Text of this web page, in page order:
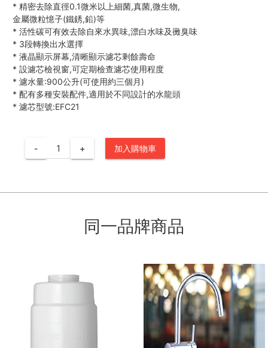
* 精密去除直徑0.1微米以上細菌,真菌,微生物,
金屬微粒憶子(鐵銹,鉛)等
* 活性碳可有效去除自來水異味,漂白水味及黴臭味
* 3段轉換出水選擇
* 液晶顯示屏幕,清晰顯示濾芯剩餘壽命
* 設濾芯檢視窗,可定期檢查濾芯使用程度
* 濾水量:900公升(可使用約三個月)
* 配有多種安裝配件,適用於不同設計的水龍頭
* 濾芯型號:EFC21
- + 加入購物車
同一品牌商品